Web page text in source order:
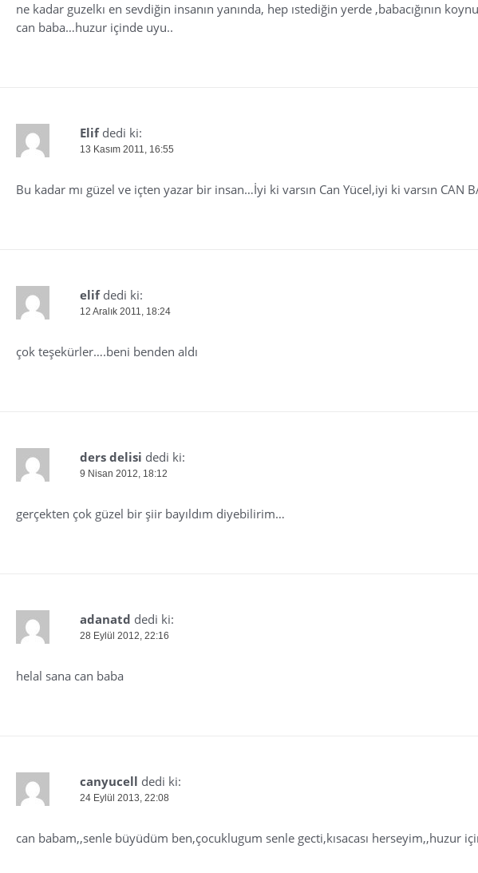
ne kadar guzelkı en sevdiğin insanın yanında, hep ıstediğin yerde ,babacığının
can baba…huzur içinde uyu..
Elif dedi ki:
13 Kasım 2011, 16:55
Bu kadar mı güzel ve içten yazar bir insan…İyi ki varsın Can Yücel,iyi ki varsın CAN
elif dedi ki:
12 Aralık 2011, 18:24
çok teşekürler….beni benden aldı
ders delisi dedi ki:
9 Nisan 2012, 18:12
gerçekten çok güzel bir şiir bayıldım diyebilirim…
adanatd dedi ki:
28 Eylül 2012, 22:16
helal sana can baba
canyucell dedi ki:
24 Eylül 2013, 22:08
can babam,,senle büyüdüm ben,çocuklugum senle gecti,kısacası herseyim,,huzur